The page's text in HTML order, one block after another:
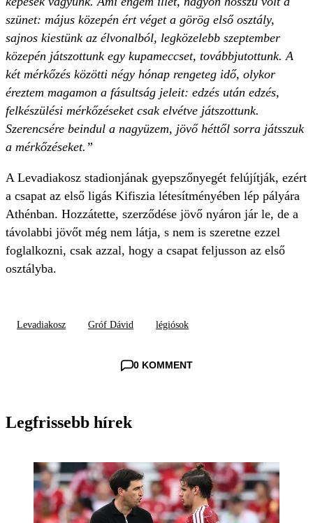
szünet: május közepén ért véget a görög első osztály,
sajnos kiestünk az élvonalból, legközelebb szeptember
közepén játszottunk egy kupameccset, továbbjutottunk. A
két mérkőzés közötti négy hónap rengeteg idő, olykor
éreztem magamon a fásultság jeleit: edzés után edzés,
felkészülési mérkőzéseket csak elvétve játszottunk.
Szerencsére beindul a nagyüzem, jövő héttől sorra játsszuk
a mérkőzéseket.”
A Levadiakosz stadionjának gyepszőnyegét felújítják, ezért
a csapat az első ligás Kifiszia létesítményében lép pályára
Athénban. Hozzátette, szerződése jövő nyáron jár le, de a
távolabbi jövőt még nem látja, s nem is szeretne ezzel
foglalkozni, csak azzal, hogy a csapat feljusson az első
osztályba.
Levadiakosz Gróf Dávid légiósok
0 KOMMENT
Legfrissebb hírek